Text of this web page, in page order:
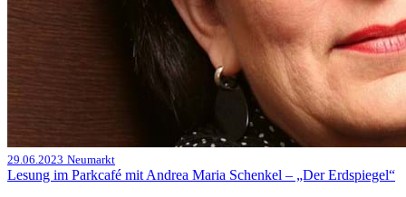
29.06.2023 Neumarkt
Lesung im Parkcafé mit Andrea Maria Schenkel – „Der Erdspiegel“